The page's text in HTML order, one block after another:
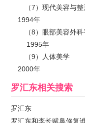
（7）现代
1994
（8）眼部美
1995
（9）人
2000年
罗汇东相关搜索
罗汇东
罗汇东和李长赋鼻修复